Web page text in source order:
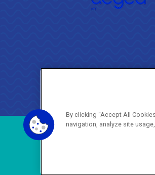
By clicking “Accept All
navigation, analyze site